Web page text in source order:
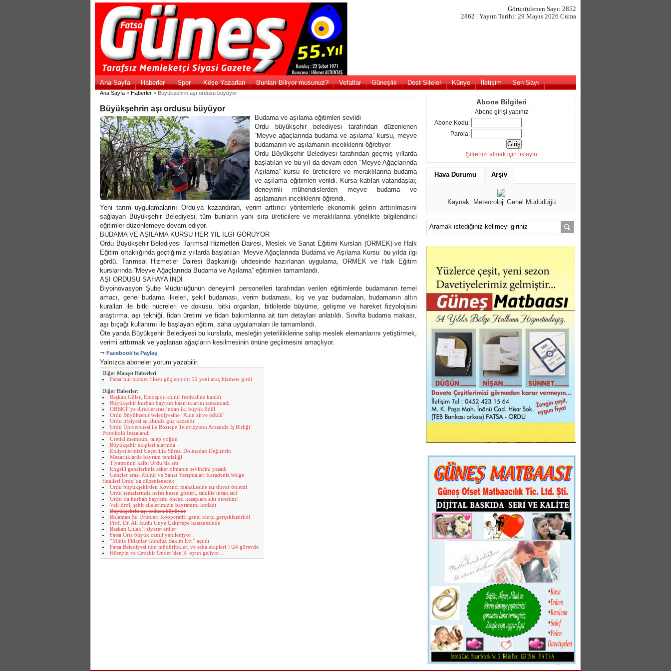
Görüntülenen Sayı: 2852
2862 | Yayım Tarihi: 29 Mayıs 2026 Cuma
Ana Sayfa Haberler Spor Köşe Yazarları Bunları Biliyor musunuz? Vefatlar Güneşlik Dost Siteler Künye İletişim Son Sayı
Ana Sayfa » Haberler » Büyükşehrin aşı ordusu büyüyor
Büyükşehrin aşı ordusu büyüyor
Budama ve aşılama eğitimleri sevildi
Ordu büyükşehir belediyesi tarafından düzenlenen
“Meyve ağaçlarında budama ve aşılama” kursu, meyve
budamanın ve aşılamanın inceliklerini öğretiyor
Ordu Büyükşehir Belediyesi tarafından geçmiş yıllarda
başlatılan ve bu yıl da devam eden “Meyve Ağaçlarında
Aşılama” kursu ile üreticilere ve meraklılarına budama
ve aşılama eğitimleri verildi. Kursa katılan vatandaşlar,
deneyimli mühendislerden meyve budama ve
aşılamanın inceliklerini öğrendi.
Yeni tarım uygulamalarını Ordu’ya kazandıran, verim arttırıcı yöntemlerle ekonomik gelirin arttırılmasını
sağlayan Büyükşehir Belediyesi, tüm bunların yanı sıra üreticilere ve meraklılarına yönelikte bilgilendirici
eğitimler düzenlemeye devam ediyor.
BUDAMA VE AŞILAMA KURSU HER YIL İLGİ GÖRÜYOR
Ordu Büyükşehir Belediyesi Tarımsal Hizmetleri Dairesi, Meslek ve Sanat Eğitimi Kursları (ORMEK) ve Halk
Eğitim ortaklığında geçtiğimiz yıllarda başlatılan ‘Meyve Ağaçlarında Budama ve Aşılama Kursu’ bu yılda ilgi
gördü. Tarımsal Hizmetler Dairesi Başkanlığı uhdesinde hazırlanan uygulama, ORMEK ve Halk Eğitim
kurslarında “Meyve Ağaçlarında Budama ve Aşılama” eğitimleri tamamlandı.
AŞI ORDUSU SAHAYA İNDİ
Biyoinovasyon Şube Müdürlüğünün deneyimli personelleri tarafından verilen eğitimlerde budamanın temel
amacı, genel budama ilkeleri, şekil budaması, verim budaması, kış ve yaz budamaları, budamanın altın
kuralları ile bitki hücreleri ve dokusu, bitki organları, bitkilerde büyüme, gelişme ve hareket fizyolojisini
araştırma, aşı tekniği, fidan üretimi ve fidan bakımlarına ait tüm detayları anlatıldı. Sınıfta budama makası,
aşı bıçağı kullanımı ile başlayan eğitim, saha uygulamaları ile tamamlandı.
Öte yanda Büyükşehir Belediyesi bu kurslarla, mesleğin yeterliliklerine sahip meslek elemanlarını yetiştirmek,
verimi arttırmak ve yaşlanan ağaçların kesilmesinin önüne geçilmesini amaçlıyor.
¬ Facebook'ta Paylaş
Yalnızca aboneler yorum yazabilir.
Diğer Manşet Haberleri:
Fatsa’nın hizmet filosu güçleniyor: 12 yeni araç hizmete girdi
Diğer Haberler:
Başkan Güler, Etnospor kültür festivaline katıldı
Büyükşehir kurban bayram hazırlıklarını tamamladı
OBBKT’ye direklerarası’ndan iki büyük ödül
Ordu Büyükşehir belediyesine ‘Altın zirve ödülü’
Ordu itfaiyesi su altında güç kazandı
Ordu Üniversitesi ile Boztepe Televizyonu Arasında İş Birliği
Protokolü İmzalandı
Üretici memnun, talep yoğun
Büyükşehir ekipleri alarmda
Ehliyetlerinizi Geçerlilik Süresi Dolmadan Değiştirin
Mezarlıklarda bayram temizliği
Tiyatronun kalbi Ordu’da attı
Engelli gençlerimiz asker olmanın sevincini yaşadı
Gençler arası Kültür ve Sanat Yarışmaları Karadeniz bölge
finalleri Ordu’da düzenlenecek
Ordu büyükşehirden Kovancı mahallesine taş duvar önlemi
Ordu semalarında nefes kesen gösteri, sahilde insan seli
Ordu’da kurban bayramı öncesi kasaplara sıkı denetim!
Vali Erol, şehit ailelerimizin bayramını kutladı
Büyükşehrin aşı ordusu büyüyor
Bolaman Su Ürünleri Kooperatifi genel kurul gerçekleştirildi
Prof. Dr. Ali Kutlu Ünye Çakırtepe hastanesinde
Başkan Çıtlak’ı ziyaret ettiler
Fatsa Orta büyük camii yenileniyor
“Minik Fidanlar Gündüz Bakım Evi” açıldı
Fatsa Belediyesi tüm müdürlükleri ve saha ekipleri 7/24 görevde
Hüseyin ve Cevahir Önder’den 3. oyun geliyor…
Abone Bilgileri
Abone girişi yapınız
Abone Kodu:
Parola:
Şifrenizi almak için tıklayın
Hava Durumu Arşiv
Kaynak: Meteoroloji Genel Müdürlüğü